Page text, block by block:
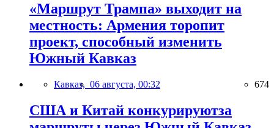
«Маршрут Трампа» выходит на
местность: Армения торопит
проект, способный изменить
Южный Кавказ
Кавказ, 06 августа, 00:32 674
США и Китай конкурируютза